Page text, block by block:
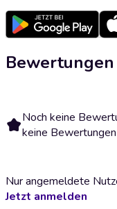
Noch keine
keine
Nur angemeldete
Jetzt anmelden